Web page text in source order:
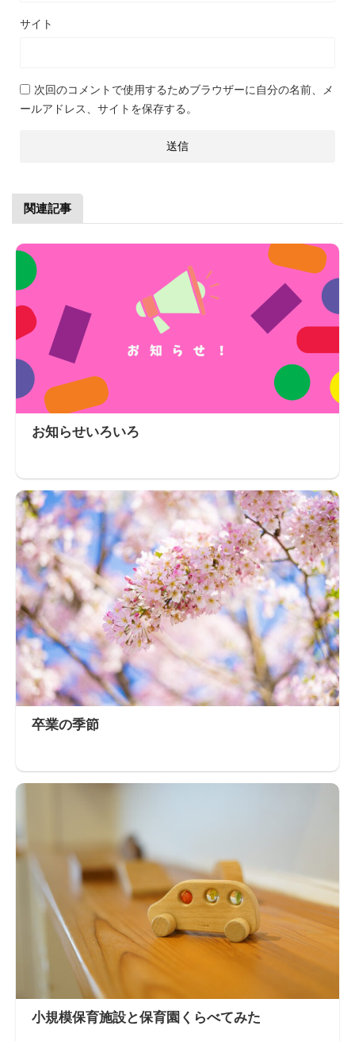
サイト
次回のコメントで使用するためブラウザーに自分の名前、メ
ールアドレス、サイトを保存する。
関連記事
お知らせいろいろ
卒業の季節
小規模保育施設と保育園くらべてみた